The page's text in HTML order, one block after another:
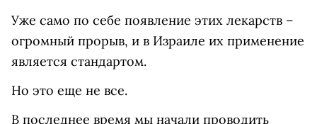
Уже само по себе появление этих лекарств –
огромный прорыв, и в Израиле их применение
является стандартом.
Но это еще не все.
В последнее время мы начали проводить